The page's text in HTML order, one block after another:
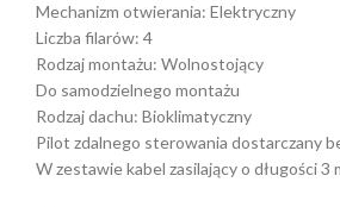
Mechanizm otwierania: Elektryczny
Liczba filarów: 4
Rodzaj montażu: Wolnostojący
Do samodzielnego montażu
Rodzaj dachu: Bioklimatyczny
Pilot zdalnego sterowania dostarczany
W zestawie kabel zasilający o długości 3